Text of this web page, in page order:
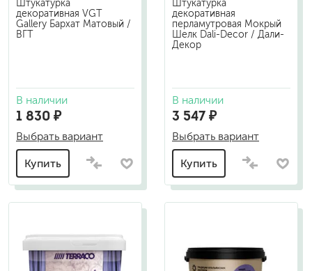
Штукатурка
декоративная VGT
Gallery Бархат Матовый /
ВГТ
В наличии
1 830 ₽
Выбрать вариант
Купить
Штукатурка
декоративная
перламутровая Мокрый
Шелк Dali-Decor / Дали-
Декор
В наличии
3 547 ₽
Выбрать вариант
Купить